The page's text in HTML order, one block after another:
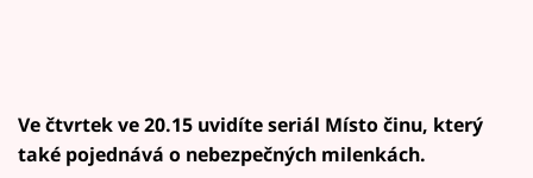
Ve čtvrtek ve 20.15 uvidíte seriál Místo činu, který
také pojednává o nebezpečných milenkách.